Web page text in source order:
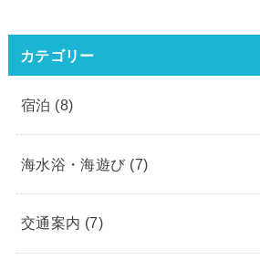
カテゴリー
宿泊 (8)
海水浴・海遊び (7)
交通案内 (7)